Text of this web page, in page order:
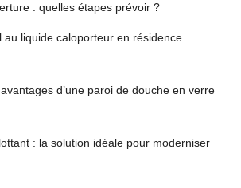
: quelles étapes prévoir ?
au liquide caloporteur en résidence
d’une paroi de douche en verre
: la solution idéale pour moderniser